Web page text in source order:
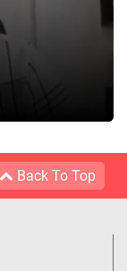
Back To Top